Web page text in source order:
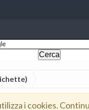
i cookies.